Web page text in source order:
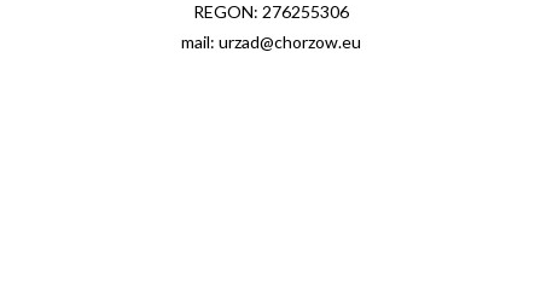
REGON: 276255306
mail: urzad@chorzow.eu